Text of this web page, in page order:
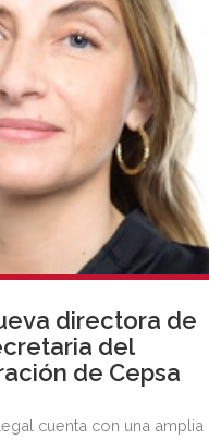
directora de
del
de Cepsa
cuenta con una amplia